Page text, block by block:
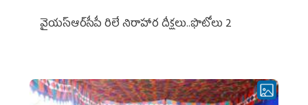
వైయ‌స్ఆర్‌సీపీ రిలే నిరాహార దీక్షలు..ఫొటోలు 2